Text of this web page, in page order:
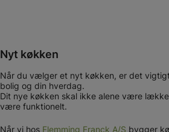
Nyt køkken
Når du vælger et nyt køkken, er det
bolig og din hverdag.
Dit nye køkken skal ikke alene være
være funktionelt.
Når vi hos Flemming Franck A/S bygger